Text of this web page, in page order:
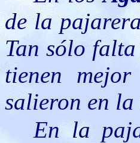
de la
Tan sólo
tienen
salieron en
En la